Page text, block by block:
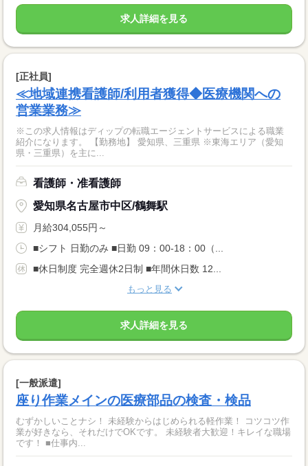
求人詳細を見る
[正社員]
≪地域連携看護師/利用者獲得◆医療機関への
営業業務≫
※この求人情報はディップの転職エージェントサービスによる職業
紹介になります。 【勤務地】 愛知県、三重県 ※東海エリア（愛知
県・三重県）を主に...
看護師・准看護師
愛知県名古屋市中区/鶴舞駅
月給304,055円～
■シフト 日勤のみ ■日勤 09：00-18：00（...
■休日制度 完全週休2日制 ■年間休日数 12...
もっと見る
求人詳細を見る
[一般派遣]
座り作業メインの医療部品の検査・検品
むずかしいことナシ！ 未経験からはじめられる軽作業！ コツコツ作
業が好きなら、それだけでOKです。 未経験者大歓迎！キレイな職場
です！ ■仕事内...